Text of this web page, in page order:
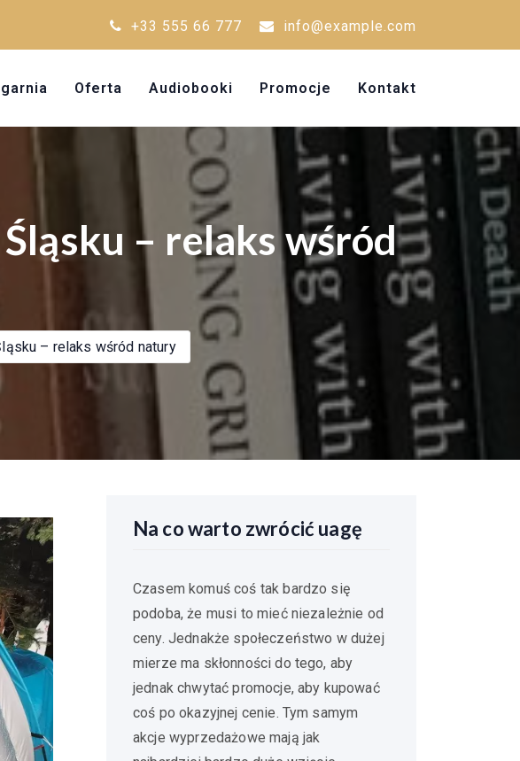
+33 555 66 777 info@example.com
Oferta Audiobooki Promocje Kontakt
– relaks wśród
– relaks wśród natury
Na co warto zwrócić uagę
Czasem komuś coś tak bardzo się
podoba, że musi to mieć niezależnie od
ceny. Jednakże społeczeństwo w dużej
mierze ma skłonności do tego, aby
jednak chwytać promocje, aby kupować
coś po okazyjnej cenie. Tym samym
akcje wyprzedażowe mają jak